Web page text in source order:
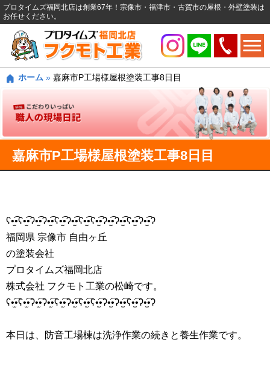
プロタイムズ福岡北店は創業67年！宗像市・福津市・古賀市の屋根・外壁塗装は
お任せください。
ホーム » 嘉麻市P工場様屋根塗装工事8日目
嘉麻市P工場様屋根塗装工事8日目
ʕ•̫͡•ʕ•̫͡•ʔ•̫͡•ʔ•̫͡•ʕ•̫͡•ʔ•̫͡•ʕ•̫͡•ʕ•̫͡•ʔ•̫͡•ʔ•̫͡•ʕ•̫͡•ʔ•̫͡•ʔ
福岡県 宗像市 自由ヶ丘
の塗装会社
プロタイムズ福岡北店
株式会社 フクモト工業の松崎です。
ʕ•̫͡•ʕ•̫͡•ʔ•̫͡•ʔ•̫͡•ʕ•̫͡•ʔ•̫͡•ʕ•̫͡•ʕ•̫͡•ʔ•̫͡•ʔ•̫͡•ʕ•̫͡•ʔ•̫͡•ʔ
本日は、防音工場棟は洗浄作業の続きと養生作業です。